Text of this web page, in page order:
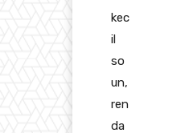
kec
il
so
un,
ren
da